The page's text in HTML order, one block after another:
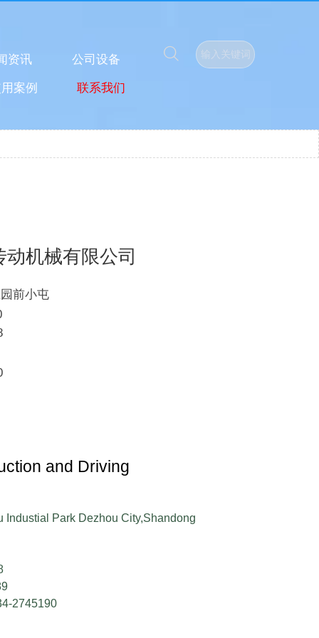
资讯 公司设备
案例 联系我们
 输入关键词
机械有限公司
前小屯
and Driving
Industial Park Dezhou City,Shandong
2745190